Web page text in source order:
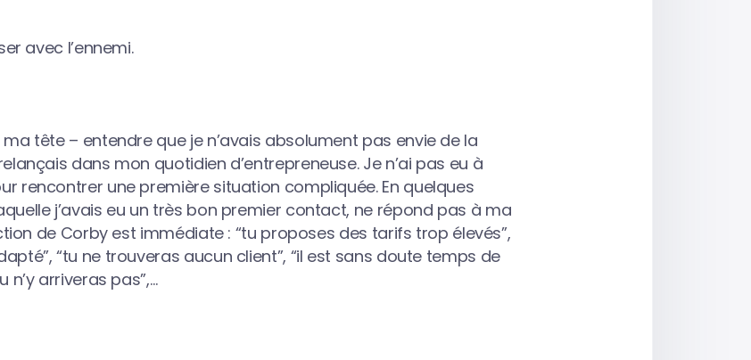
avec l’ennemi.
tête – entendre que je n’avais absolument pas envie de la
dans mon quotidien d’entrepreneuse. Je n’ai pas eu à
rencontrer une première situation compliquée. En quelques
j’avais eu un très bon premier contact, ne répond pas à ma
de Corby est immédiate : “tu proposes des tarifs trop élevés”,
“tu ne trouveras aucun client”, “il est sans doute temps de
n’y arriveras pas”,…